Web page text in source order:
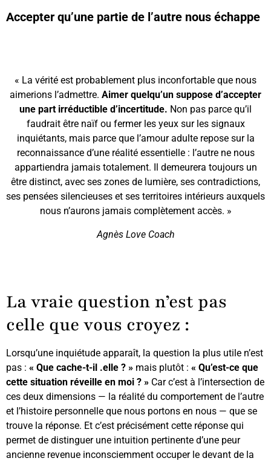
Accepter qu’une partie de l’autre nous échappe
« La vérité est probablement plus inconfortable que nous
aimerions l’admettre. Aimer quelqu’un suppose d’accepter
une part irréductible d’incertitude. Non pas parce qu’il
faudrait être naïf ou fermer les yeux sur les signaux
inquiétants, mais parce que l’amour adulte repose sur la
reconnaissance d’une réalité essentielle : l’autre ne nous
appartiendra jamais totalement. Il demeurera toujours un
être distinct, avec ses zones de lumière, ses contradictions,
ses pensées silencieuses et ses territoires intérieurs auxquels
nous n’aurons jamais complètement accès. »
Agnès Love Coach
La vraie question n’est pas
celle que vous croyez :
Lorsqu’une inquiétude apparaît, la question la plus utile n’est
pas : « Que cache-t-il .elle ? » mais plutôt : « Qu’est-ce que
cette situation réveille en moi ? » Car c’est à l’intersection de
ces deux dimensions — la réalité du comportement de l’autre
et l’histoire personnelle que nous portons en nous — que se
trouve la réponse. Et c’est précisément cette réponse qui
permet de distinguer une intuition pertinente d’une peur
ancienne revenue inconsciemment occuper le devant de la